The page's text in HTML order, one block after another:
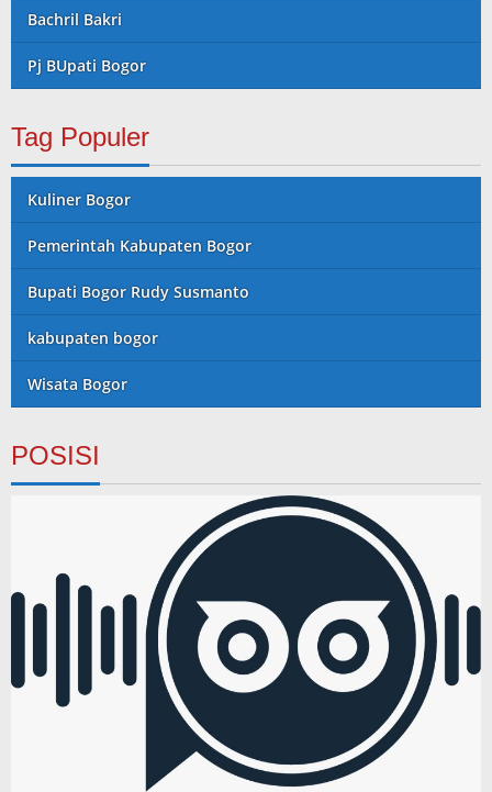
Bachril Bakri
Pj BUpati Bogor
Tag Populer
Kuliner Bogor
Pemerintah Kabupaten Bogor
Bupati Bogor Rudy Susmanto
kabupaten bogor
Wisata Bogor
POSISI